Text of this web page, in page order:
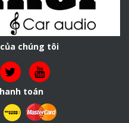
chúng tôi
toán